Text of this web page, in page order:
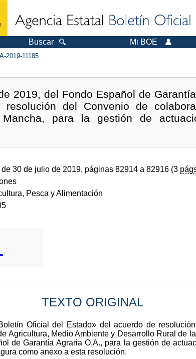
Buscar Mi BOE
2019-11185
2019, del Fondo Español de
del Convenio de
para la gestión de
de 30 de julio de 2019, páginas 82914 a 82916 (3
Pesca y Alimentación
TEXTO ORIGINAL
Oficial del Estado» del acuerdo de
Agricultura, Medio Ambiente y Desarrollo Rural de
de Garantía Agraria O.A., para la gestión de
como anexo a esta resolución.